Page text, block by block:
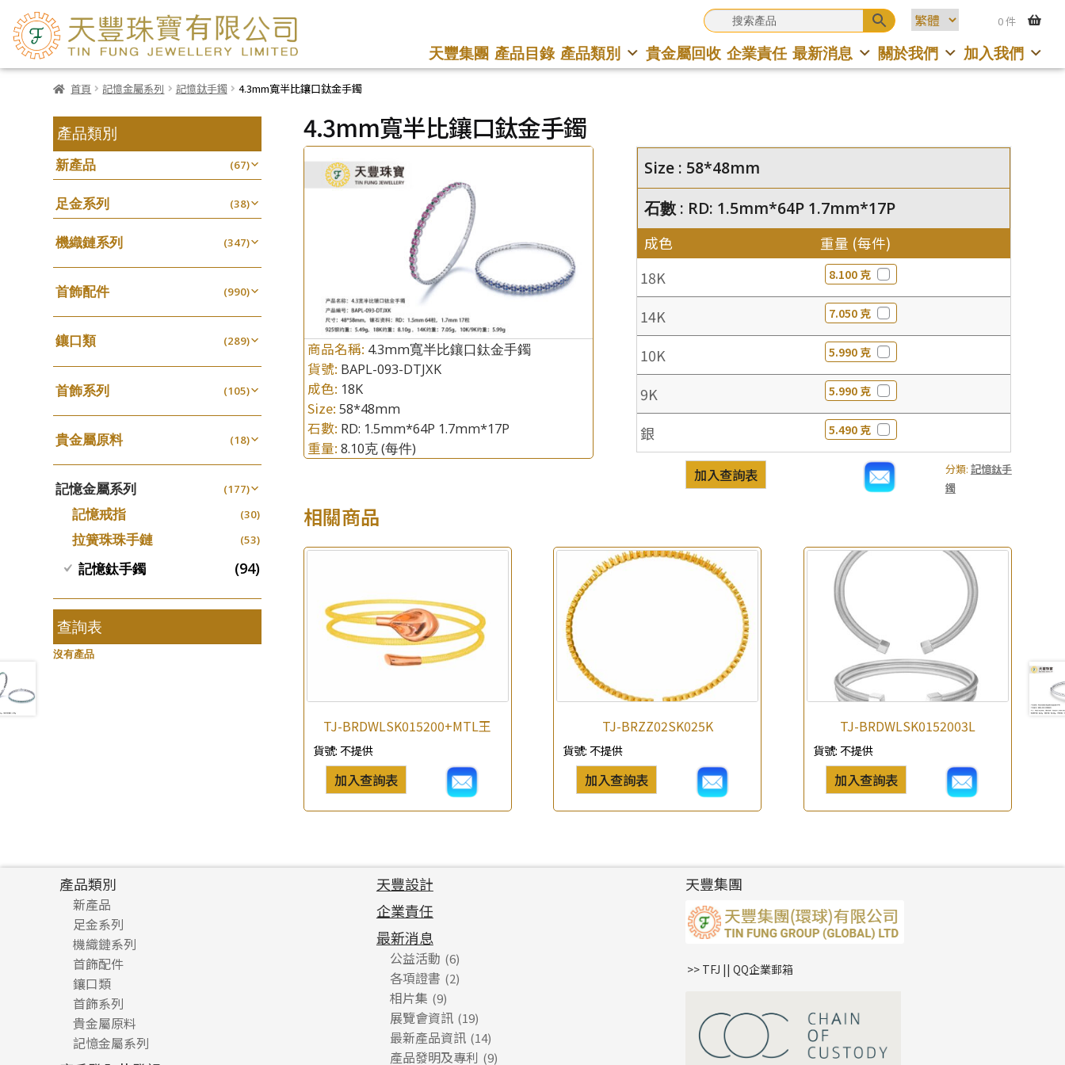
0 件
天豐集團 產品目錄 產品類別 貴金屬回收 企業責任 最新消息 關於我們 加入我們
首頁 記憶金屬系列 記憶鈦手鐲 4.3mm寬半比鑲口鈦金手鐲
4.3mm寬半比鑲口鈦金手鐲
產品查詢 ×
*你的名字
查詢以下產品
商品名稱: 4.3mm寬半比鑲口鈦金手鐲
貨號: BAPL-093-DTJXK
成色: 18K
Size: 58*48mm
石數: RD: 1.5mm*64P 1.7mm*17P
重量: 8.10克(每件)
Size : 58*48mm
石數 : RD: 1.5mm*64P 1.7mm*17P
成色 重量 (每件)
18K 8.100 克
14K 7.050 克
10K 5.990 克
9K 5.990 克
銀 5.490 克
分類: 記憶鈦手
鐲
加入查詢表
相關商品
TJ-BRDWLSK015200+MTL王
貨號:不提供
加入查詢表
TJ-BRZZ02SK025K
貨號: 不提供
加入查詢表
TJ-BRDWLSK0152003L
貨號:不提供
加入查詢表
產品類別
新產品 (67)
足金系列 (38)
機織鏈系列 (347)
珠仔鏈 (25)
镶口链 (61)
管狀網鏈 (11)
十字鏈系列 (56)
十字車花鏈系列 (48)
十字閃O鏈系列 (27)
十字錘打鏈系列 (17)
側身車花鏈系列 (8)
側身鏈系列
肖邦鏈系列 (14)
雙十字鏈系列 (4)
水波鏈系列 (4)
蛇骨鏈系列 (6)
鏈尾系列 (6)
盒子鏈系列
嘴唇鏈系列
首飾配件 (990)
耳環類配件 (341)
卷迫系列 (13)
螺絲迫系列 (15)
梅花迫系列 (19)
平臺迫系列 (74)
綫拍系列 (42)
美拍系列 (16)
耳針系列 (6)
耳環扣系列 (29)
耳綫/耳鈎系列 (25)
耳環爪頭 (29)
耳環 (71)
鏈類配件
調節珠系列
生圈扣系列
鴨俐制系列
字印牌系列
字母吊墜
項鏈吊墜
生肖吊墜 (27)
管扣系列
星座吊墜
其他類配件 (161)
珠盤系列 (16)
袖口鈕系列 (7)
焊片及鐳射綫 (2)
空心車花管 (19)
其他 (104)
無孔光身珠 (7)
無孔批花珠
空心批花珠
鑲口類 (289)
四爪頭系列 (20)
六爪頭系列 (41)
車花片 (35)
動感車花片 (20)
鑲口戒指 (16)
鑲口手鏈系列 (146)
首飾系列 (105)
手镯系列 (8)
戒指系列 (8)
空心耳環 (27)
空心车花管首饰链 (15)
空心手鐲系列 (8)
牛仔鏈 (37)
貴金屬原料 (18)
千足金 (18)
記憶金屬系列 (177)
記憶戒指 (30)
拉簧珠珠手鏈 (53)
記憶鈦手鐲 (94)
查詢表
沒有產品
*你的名字
公司名稱
產品類別
新產品
足金系列
足金配件
機織鏈系列
珠仔鏈
镶口链
管狀網鏈
十字車花鏈系列
十字閃O鏈系列
首飾配件
耳環類配件
卷迫系列
螺絲迫系列
梅花迫系列
鏈類配件
動感車花吊墜
調節珠系列
其他類配件
珠盤系列
珠類配件
鑲口類
四爪頭系列
六爪頭系列
車花片
首飾系列
手镯系列
戒指系列
貴金屬原料
千足金
記憶金屬系列
天豐設計
企業責任
最新消息
公益活動 (6)
各項證書 (2)
相片集 (9)
展覽會資訊 (19)
最新產品資訊 (14)
產品發明及專利 (9)
天豐集團
>> TFJ || QQ企業郵箱